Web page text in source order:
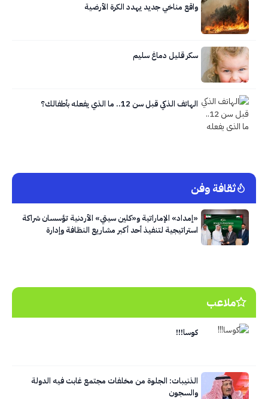
واقع مناخي جديد يهدد الكرة الأرضية
سكر قليل دماغ سليم
الهاتف الذكي قبل سن 12.. ما الذي يفعله بأطفالك؟
ثقافة وفن
«إمداد» الإماراتية و«كلين سيتي» الأردنية تؤسسان شراكة
استراتيجية لتنفيذ أحد أكبر مشاريع النظافة وإدارة
ملاعب
كوسا!!!
الذنيبات: الجلوة من مخلفات مجتمع غابت فيه الدولة
والسجون